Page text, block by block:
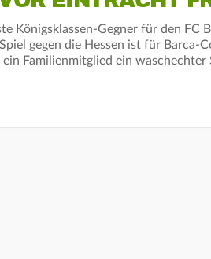
Königsklassen-Gegner für den FC
gegen die Hessen ist für Barca-
Familienmitglied ein waschechter